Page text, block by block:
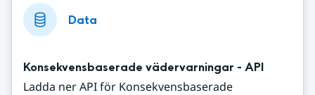
Data
Konsekvensbaserade vädervarningar - API
Ladda ner API för Konsekvensbaserade